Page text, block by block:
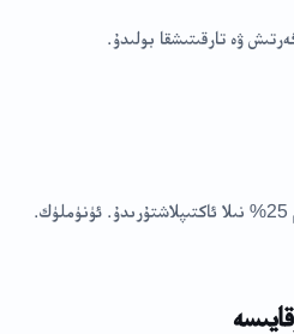
ۋە تارقىتىشقا بولىدۇ.